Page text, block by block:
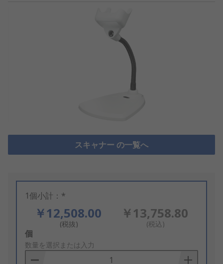
スキャナー の一覧へ
1個小計：*
￥12,508.00
(税抜)
￥13,758.80
(税込)
Add
to
Basket
個
数量を選択または入力